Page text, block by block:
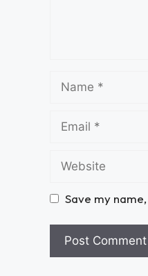
Save my